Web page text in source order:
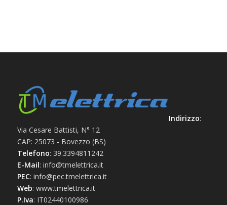
Indirizzo:
Via Cesare Battisti, N° 12
CAP: 25073 - Bovezzo (BS)
Telefono: 39.3394811242
E-Mail: info@tmelettrica.it
PEC: info@pec.tmelettrica.it
Web: www.tmelettrica.it
P.Iva: IT02440100986